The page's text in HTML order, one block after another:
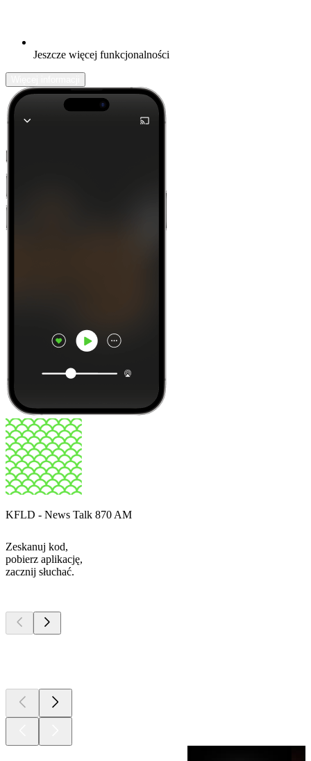
Jeszcze więcej funkcjonalności
KFLD - News Talk 870 AM
Zeskanuj kod,
pobierz aplikację,
zacznij słuchać.